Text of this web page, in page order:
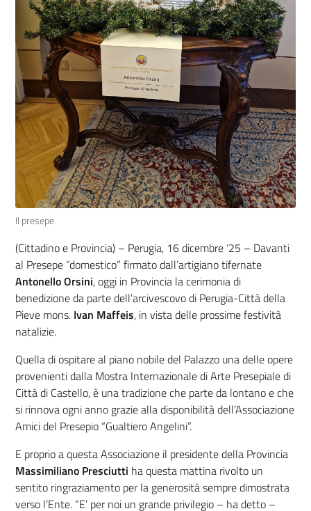
Il presepe
(Cittadino e Provincia) – Perugia, 16 dicembre ‘25 – Davanti
al Presepe “domestico” firmato dall’artigiano tifernate
Antonello Orsini, oggi in Provincia la cerimonia di
benedizione da parte dell’arcivescovo di Perugia-Città della
Pieve mons. Ivan Maffeis, in vista delle prossime festività
natalizie.
Quella di ospitare al piano nobile del Palazzo una delle opere
provenienti dalla Mostra Internazionale di Arte Presepiale di
Città di Castello, è una tradizione che parte da lontano e che
si rinnova ogni anno grazie alla disponibilità dell’Associazione
Amici del Presepio “Gualtiero Angelini”.
E proprio a questa Associazione il presidente della Provincia
Massimiliano Presciutti ha questa mattina rivolto un
sentito ringraziamento per la generosità sempre dimostrata
verso l’Ente. “E’ per noi un grande privilegio – ha detto –